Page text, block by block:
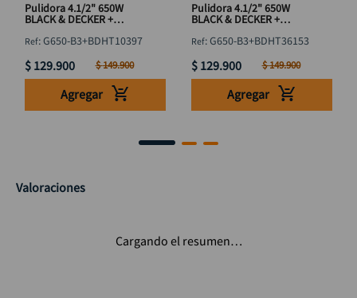
Pulidora 4.1/2" 650W
BLACK & DECKER +
:G650-B3+BDHT10397
$ 129.900 $149.900
Agregar
Pulidora 4.1/2" 650W
BLACK & DECKER +
:G650-B3+BDHT36153
$ 129.900 $149.900
Agregar
Valoraciones
Cargando el resumen…